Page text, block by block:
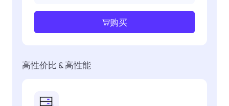
购买
高性价比 & 高性能